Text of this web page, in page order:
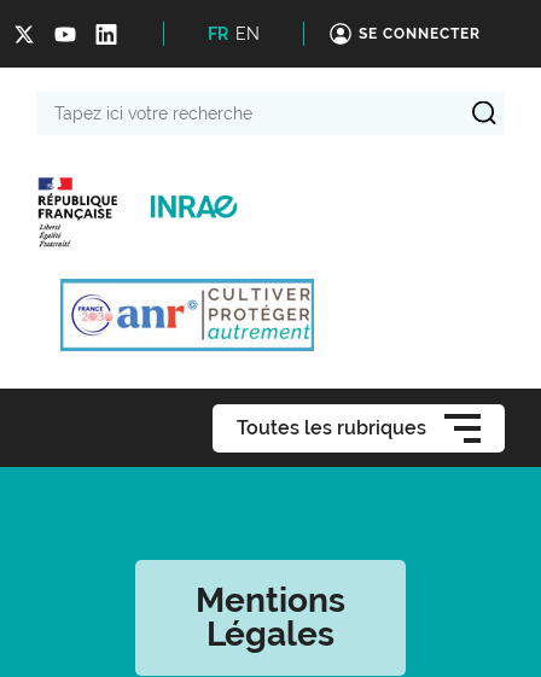
FR EN SE CONNECTER
Toutes les rubriques
Mentions
Légales